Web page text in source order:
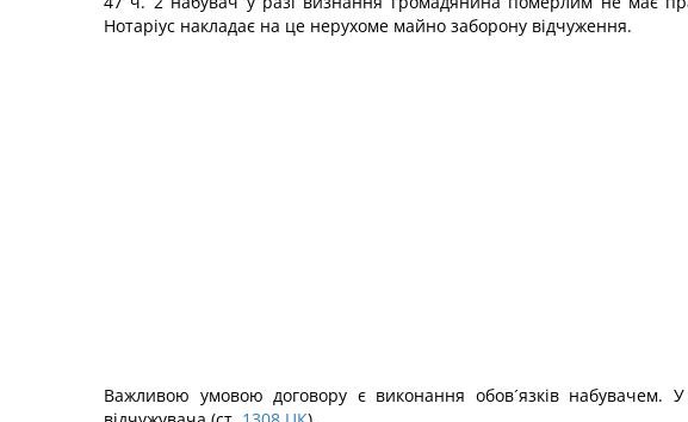
Нотаріус накладає на це нерухоме майно заборону відчуження.
Важливою умовою договору є виконання обов´язків набувачем.